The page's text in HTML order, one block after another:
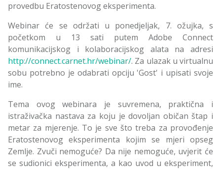
provedbu Eratostenovog eksperimenta.
Webinar će se održati u ponedjeljak, 7. ožujka, s
početkom u 13 sati putem Adobe Connect
komunikacijskog i kolaboracijskog alata na adresi
http://connect.carnet.hr/webinar/. Za ulazak u virtualnu
sobu potrebno je odabrati opciju 'Gost' i upisati svoje
ime.
Tema ovog webinara je suvremena, praktična i
istraživačka nastava za koju je dovoljan običan štap i
metar za mjerenje. To je sve što treba za provođenje
Eratostenovog eksperimenta kojim se mjeri opseg
Zemlje. Zvuči nemoguće? Da nije nemoguće, uvjerit će
se sudionici eksperimenta, a kao uvod u eksperiment,